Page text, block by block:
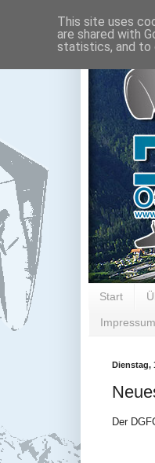
Start
Impressum
Dienstag,
Der
This site uses
are shared with
statistics, and to